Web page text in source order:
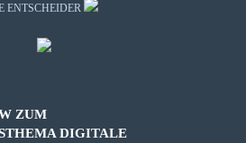
ENTSCHEIDER
ZUM
DIGITALE